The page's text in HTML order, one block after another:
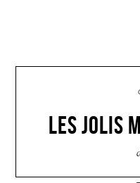
LES JOLIS